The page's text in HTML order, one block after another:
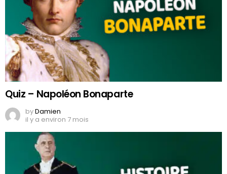
Quiz – Napoléon Bonaparte
byDamien
il y a environ 7 mois